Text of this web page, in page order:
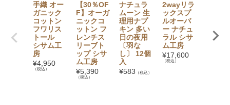
手織 オー
ガニック
コットン
フワリス
トール
シサム工
房
¥4,950
（税込）
【30％OF
F】オーガ
ニックコ
ットン フ
レンチス
リーブト
ップ シサ
ム工房
¥5,390
（税込）
ナチュラ
ムーン 生
理用ナプ
キン 多い
日の夜用
〔羽な
し〕 12個
入
¥583 （税込）
2wayリラ
ックスプ
ルオーバ
ー ナチュ
ラル シサ
ム工房
¥17,600
（税込）
ットン
ーデュ